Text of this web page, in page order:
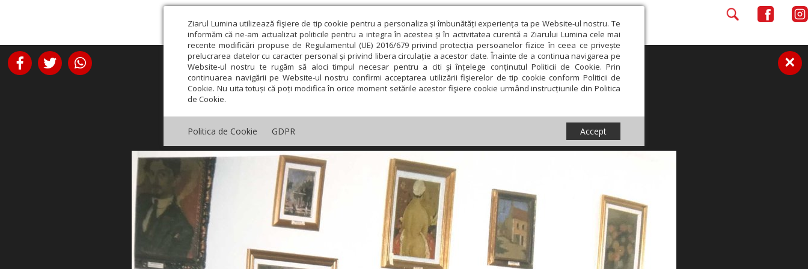
Ziarul Lumina utilizează fişiere de tip cookie pentru a personaliza și îmbunătăți experiența ta pe Website-ul nostru. Te
informăm că ne-am actualizat politicile pentru a integra în acestea și în activitatea curentă a Ziarului Lumina cele mai
recente modificări propuse de Regulamentul (UE) 2016/679 privind protecția persoanelor fizice în ceea ce privește
prelucrarea datelor cu caracter personal și privind libera circulație a acestor date. Înainte de a continua navigarea pe
Website-ul nostru te rugăm să aloci timpul necesar pentru a citi și înțelege conținutul Politicii de Cookie. Prin
continuarea navigării pe Website-ul nostru confirmi acceptarea utilizării fişierelor de tip cookie conform Politicii de
Cookie. Nu uita totuși că poți modifica în orice moment setările acestor fişiere cookie urmând instrucțiunile din Politica
de Cookie.
Politica de Cookie GDPR Accept
×